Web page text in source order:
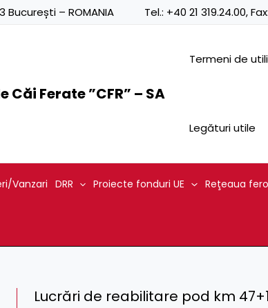
București – ROMANIA Tel.: +40 21 319.24.00, Fax:
Ferate ”CFR” – SA
Termeni de
Legături utile
Vanzari DRR Proiecte fonduri UE Reţeaua
Lucrări de reabilitare pod km